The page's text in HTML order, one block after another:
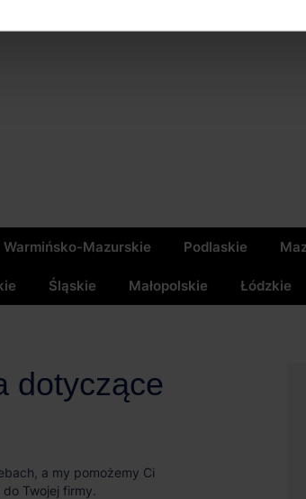
Warmińsko-Mazurskie Podlaskie
Śląskie Małopolskie Łódzkie
dotyczące
a my pomożemy Ci
Twojej firmy.